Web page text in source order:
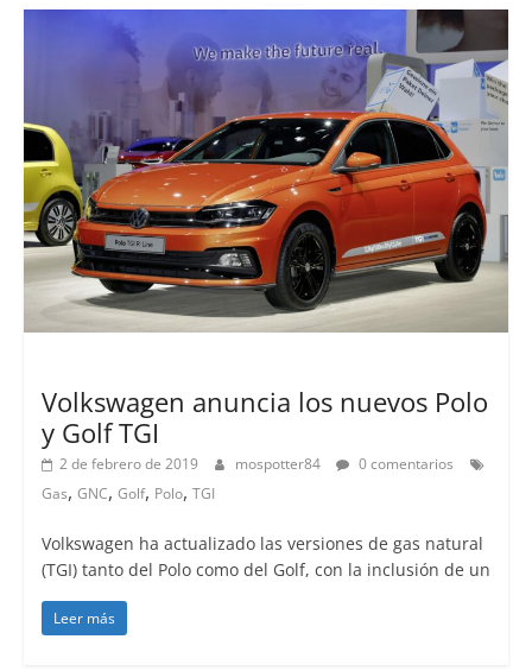
Volkswagen anuncia los nuevos Polo
y Golf TGI
2 de febrero de 2019 mospotter84
0 comentarios
Gas, GNC, Golf, Polo, TGI
Volkswagen ha actualizado las versiones de gas natural
(TGI) tanto del Polo como del Golf, con la inclusión de un
Leer más